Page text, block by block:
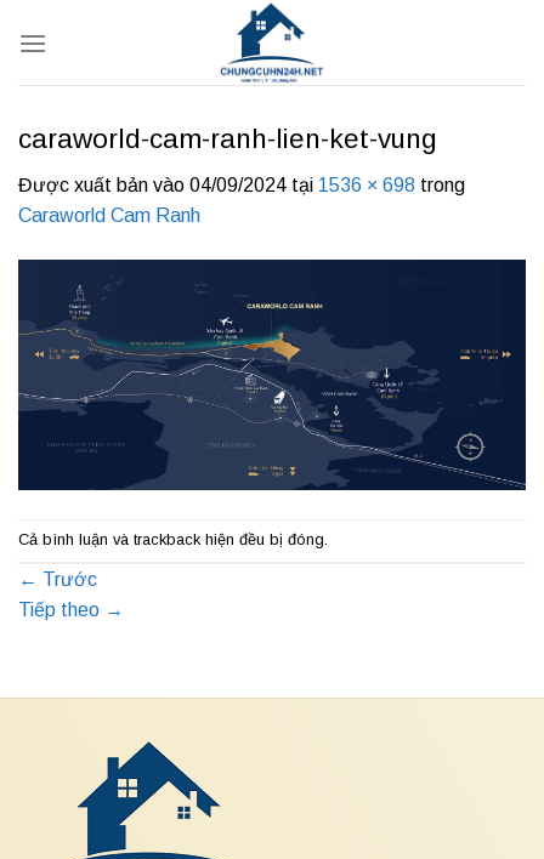
qua
caraworld-cam-ranh-lien-ket-vung
Được xuất bản vào 04/09/2024 tại 1536 × 698 trong
Caraworld Cam Ranh
Cả bình luận và trackback hiện đều bị đóng.
← Trước
Tiếp theo →